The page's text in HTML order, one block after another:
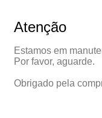
Atenção
Estamos em
Por favor, aguarde.
Obrigado pela